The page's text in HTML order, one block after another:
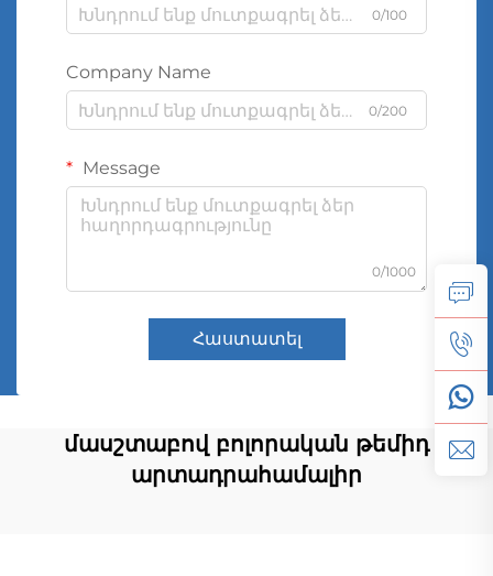
0/100
Company Name
0/200
Message
0/1000
Հաստատել
մասշտաբով բոլորական թեմիդ
արտադրահամալիր